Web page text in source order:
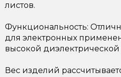
листов.
Функциональность:
для электронных
высокой
Вес изделий